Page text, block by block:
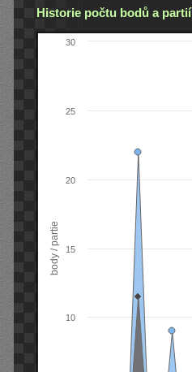
Historie počtu bodů a partií
body / partie
10
20
15
25
30